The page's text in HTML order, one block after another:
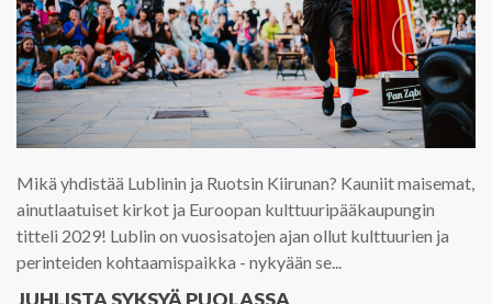
Mikä yhdistää Lublinin ja Ruotsin Kiirunan? Kauniit maisemat,
ainutlaatuiset kirkot ja Euroopan kulttuuripääkaupungin
titteli 2029! Lublin on vuosisatojen ajan ollut kulttuurien ja
perinteiden kohtaamispaikka - nykyään se...
JUHLISTA SYKSYÄ PUOLASSA